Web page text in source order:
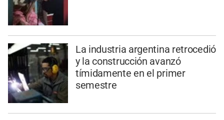
La industria argentina retrocedió
y la construcción avanzó
tímidamente en el primer
semestre